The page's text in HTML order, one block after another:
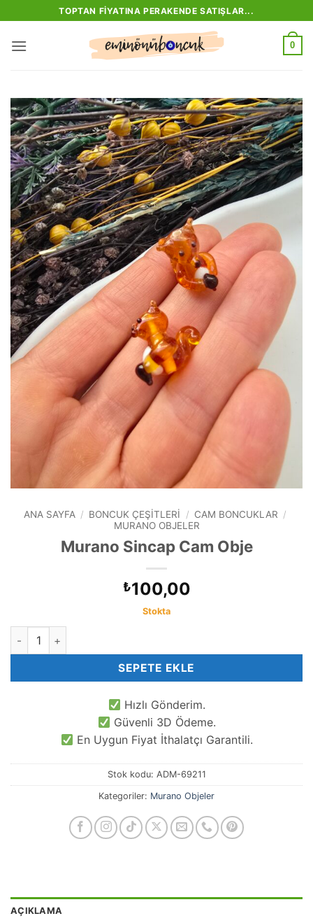
atla
TOPTAN FIYATINA PERAKENDE SATIŞLAR...
0
ANA SAYFA / BONCUK ÇEŞITLERI / CAM BONCUKLAR /
MURANO OBJELER
Murano Sincap Cam Obje
₺100,00
Stokta
Murano Sincap Cam Obje adet
SEPETE EKLE
Hızlı Gönderim.
Güvenli 3D Ödeme.
En Uygun Fiyat İthalatçı Garantili.
Stok kodu: ADM-69211
Kategoriler: Murano Objeler
AÇIKLAMA